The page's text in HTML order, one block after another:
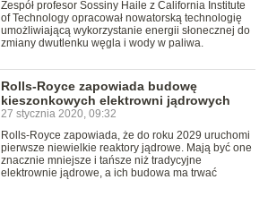
Zespół profesor Sossiny Haile z California Institute
of Technology opracował nowatorską technologię
umożliwiającą wykorzystanie energii słonecznej do
zmiany dwutlenku węgla i wody w paliwa.
Rolls-Royce zapowiada budowę
kieszonkowych elektrowni jądrowych
27 stycznia 2020, 09:32
Rolls-Royce zapowiada, że do roku 2029 uruchomi
pierwsze niewielkie reaktory jądrowe. Mają być one
znacznie mniejsze i tańsze niż tradycyjne
elektrownie jądrowe, a ich budowa ma trwać